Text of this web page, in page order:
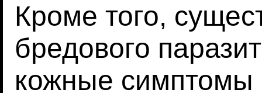
Кроме того,
бредового
кожные симптомы